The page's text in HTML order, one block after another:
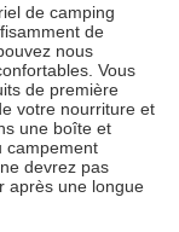
de camping
de
nous
Vous
de première
votre nourriture et
une boîte et
campement
devrez pas
après une longue